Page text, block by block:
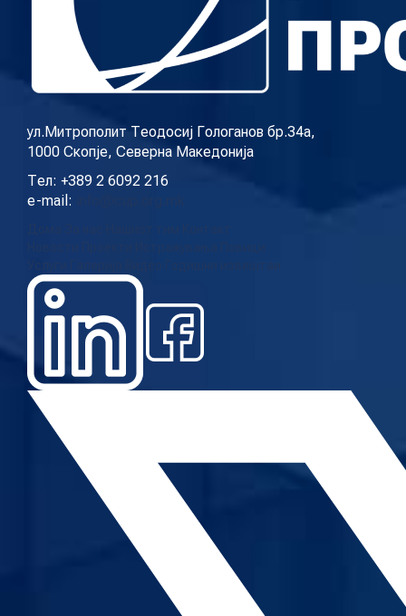
ул.Митрополит Теодосиј Гологанов бр.34а,
1000 Скопје, Северна Македонија
Тел: +389 2 6092 216
e-mail: